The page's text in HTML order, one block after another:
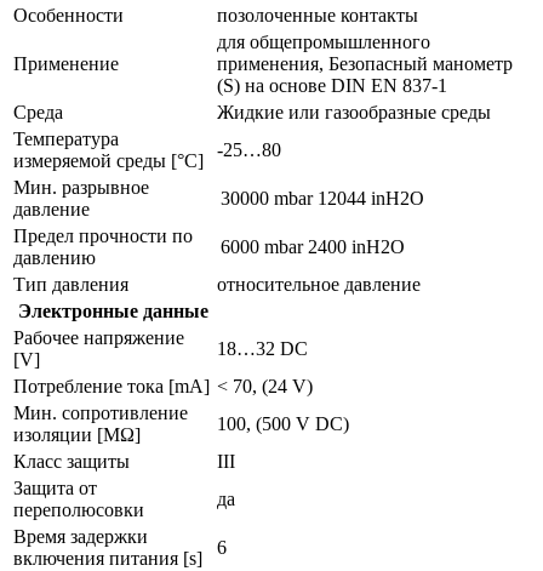
Особенности
позолоченные контакты
Применение
для общепромышленного
применения, Безопасный манометр
(S) на основе DIN EN 837-1
Среда
Жидкие или газообразные среды
Температура
измеряемой среды [°C]
-25…80
Мин. разрывное
давление
30000 mbar 12044 inH2O
Предел прочности по
давлению
6000 mbar 2400 inH2O
Тип давления
относительное давление
Электронные данные
Рабочее напряжение
[V]
18…32 DC
Потребление тока [mA] < 70, (24 V)
Мин. сопротивление
изоляции [MΩ]
100, (500 V DC)
Класс защиты
III
Защита от
переполюсовки
да
Время задержки
включения питания [s]
6